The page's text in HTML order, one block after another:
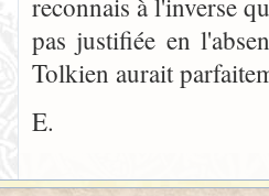
reconnais à l'inverse
pas justifiée en
Tolkien aurait
E.